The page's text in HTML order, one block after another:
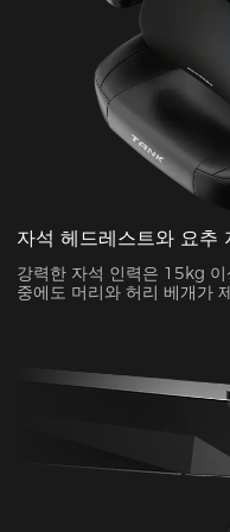
자석 헤드레스트와 요추
강력한 자석 인력은 15kg
중에도 머리와 허리 베개가